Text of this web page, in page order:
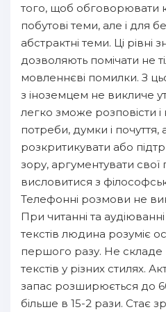
того, щоб обговорювати
побутові теми, але і для
абстрактні теми. Ці рівні
дозволяють помічати не
мовленнєві помилки. З
з іноземцем не викличе
легко зможе розповісти
потреби, думки і почуття,
розкритикувати або
зору, аргументувати свої
висловитися з
Телефонні розмови не
При читанні та
текстів людина розуміє
першого разу. Не складе
текстів у різних стилях.
запас розширюється до
більше в 15-2 рази. Стає